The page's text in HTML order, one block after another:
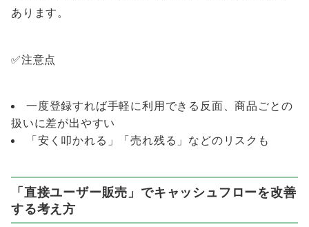
あります。
✅注意点
一度登録すれば手軽に利用できる反面、商品ごとの
扱いに差が出やすい
「安く叩かれる」「売れ残る」などのリスクも
「直接ユーザー販売」でキャッシュフローを改善
する考え方